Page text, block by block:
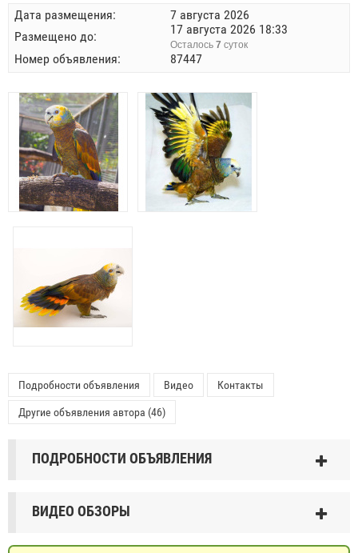
Дата размещения:
7 августа 2026
Размещено до:
17 августа 2026 18:33
Осталось 7 суток
Номер объявления: 87447
Подробности объявления Видео Контакты
Другие объявления автора (46)
ПОДРОБНОСТИ ОБЪЯВЛЕНИЯ
ВИДЕО ОБЗОРЫ